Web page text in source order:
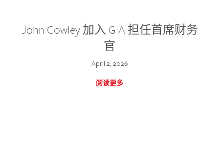
John Cowley 加入 GIA 担任首席财务
官
April 2, 2026
阅读更多